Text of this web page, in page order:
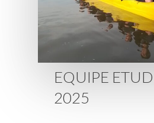
EQUIPE
2025